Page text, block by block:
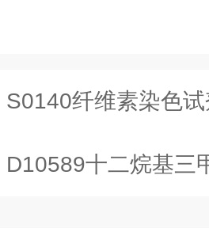
S0140纤维素染色
D10589十二烷基三